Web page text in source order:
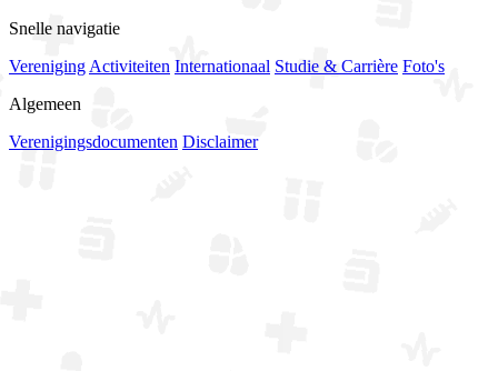
Snelle navigatie
VerenigingActiviteiten Internationaal Studie & Carrière Foto's
Algemeen
Verenigingsdocumenten Disclaimer